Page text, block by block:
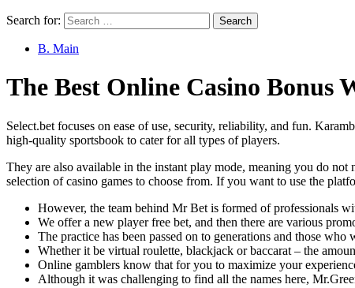
Search for:
B. Main
The Best Online Casino Bonus
Select.bet focuses on ease of use, security, reliability, and fun.
high-quality sportsbook to cater for all types of players.
They are also available in the instant play mode, meaning you do
selection of casino games to choose from. If you want to use the
However, the team behind Mr Bet is formed of professionals
We offer a new player free bet, and then there are various
The practice has been passed on to generations and those
Whether it be virtual roulette, blackjack or baccarat – the
Online gamblers know that for you to maximize your
Although it was challenging to find all the names here,